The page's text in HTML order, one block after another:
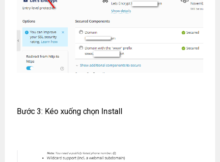
Bước 3: Kéo xuống chọn Install